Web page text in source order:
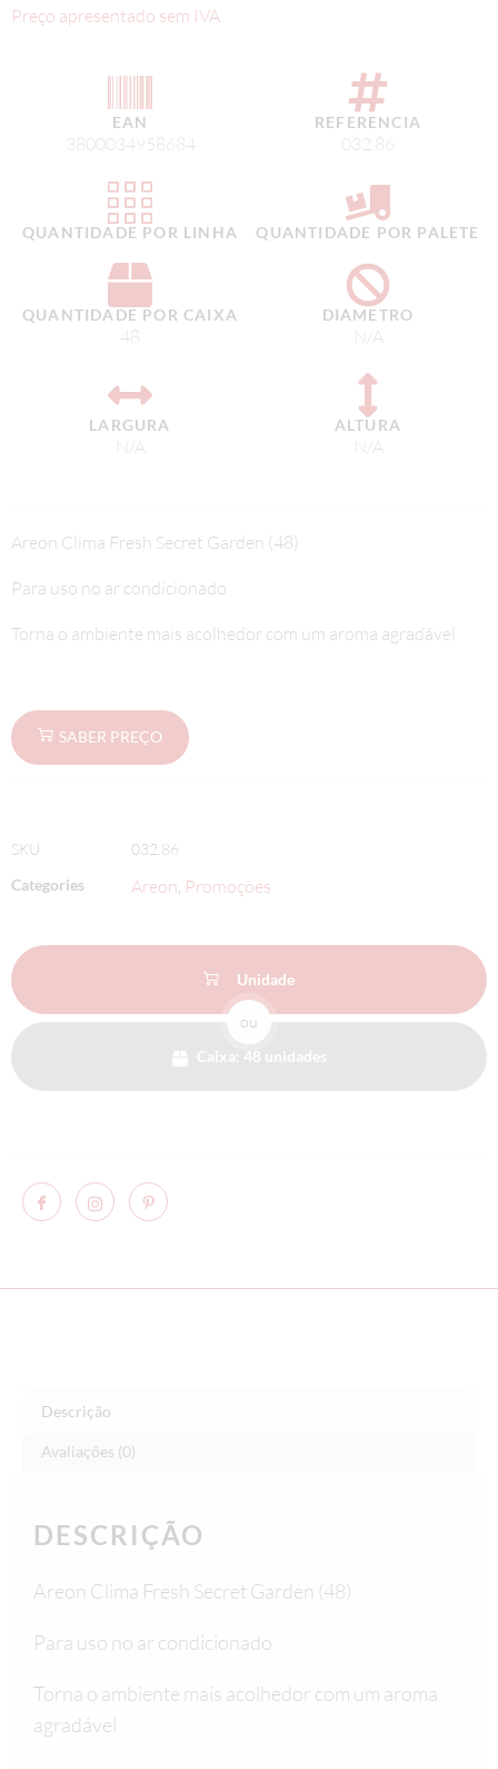
Preço apresentado sem IVA
EAN
3800034958684
QUANTIDADE POR LINHA
QUANTIDADE POR CAIXA
48
LARGURA
N/A
REFERENCIA
032.86
QUANTIDADE POR PALETE
DIAMETRO
N/A
ALTURA
N/A
Areon Clima Fresh Secret Garden (48)
Para uso no ar condicionado
Torna o ambiente mais acolhedor com um aroma agradável
SABER PREÇO
SKU
032.86
Categories
Areon, Promoções
Unidade
ou
Caixa: 48 unidades
Descrição
Avaliações (0)
DESCRIÇÃO
Areon Clima Fresh Secret Garden (48)
Para uso no ar condicionado
Torna o ambiente mais acolhedor com um aroma
agradável